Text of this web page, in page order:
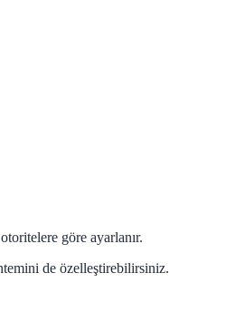
göre ayarlanır.
de özelleştirebilirsiniz.